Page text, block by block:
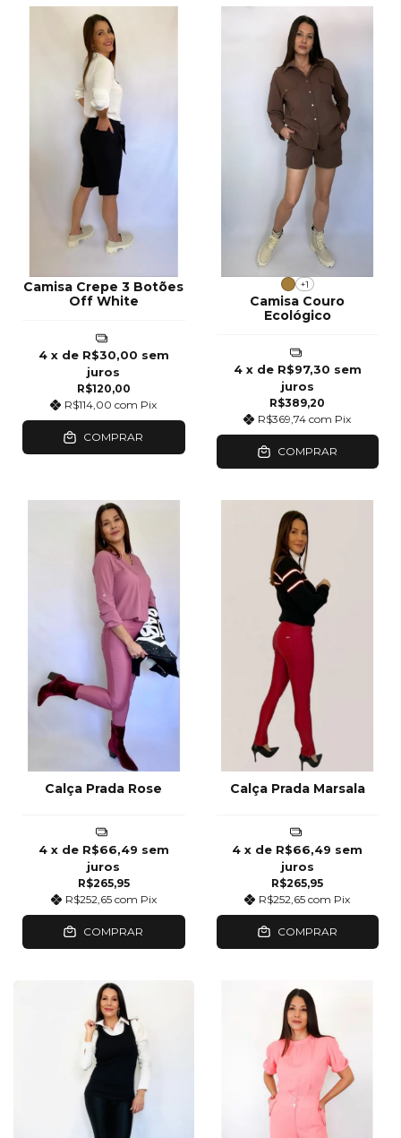
Camisa Crepe 3 Botões
Off White
R$120,00
R$114,00com Pix
4 x de R$30,00 sem
juros
COMPRAR
+1
Camisa Couro
Ecológico
R$389,20
R$369,74com Pix
4 x de R$97,30 sem
juros
COMPRAR
Calça Prada Rose
R$265,95
R$252,65 com Pix
4 x de R$66,49 sem
juros
COMPRAR
Calça Prada Marsala
R$265,95
R$252,65com Pix
4 x de R$66,49 sem
juros
COMPRAR